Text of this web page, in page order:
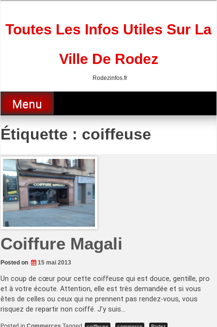
Toutes Les Infos Utiles Sur La
Ville De Rodez
Rodezinfos.fr
Menu
Étiquette : coiffeuse
Coiffure Magali
Posted on 15 mai 2013
Un coup de cœur pour cette coiffeuse qui est douce, gentille, pro
et à votre écoute. Attention, elle est très demandée et si vous
êtes de celles ou ceux qui ne prennent pas rendez-vous, vous
risquez de repartir non coiffé. J’y suis…